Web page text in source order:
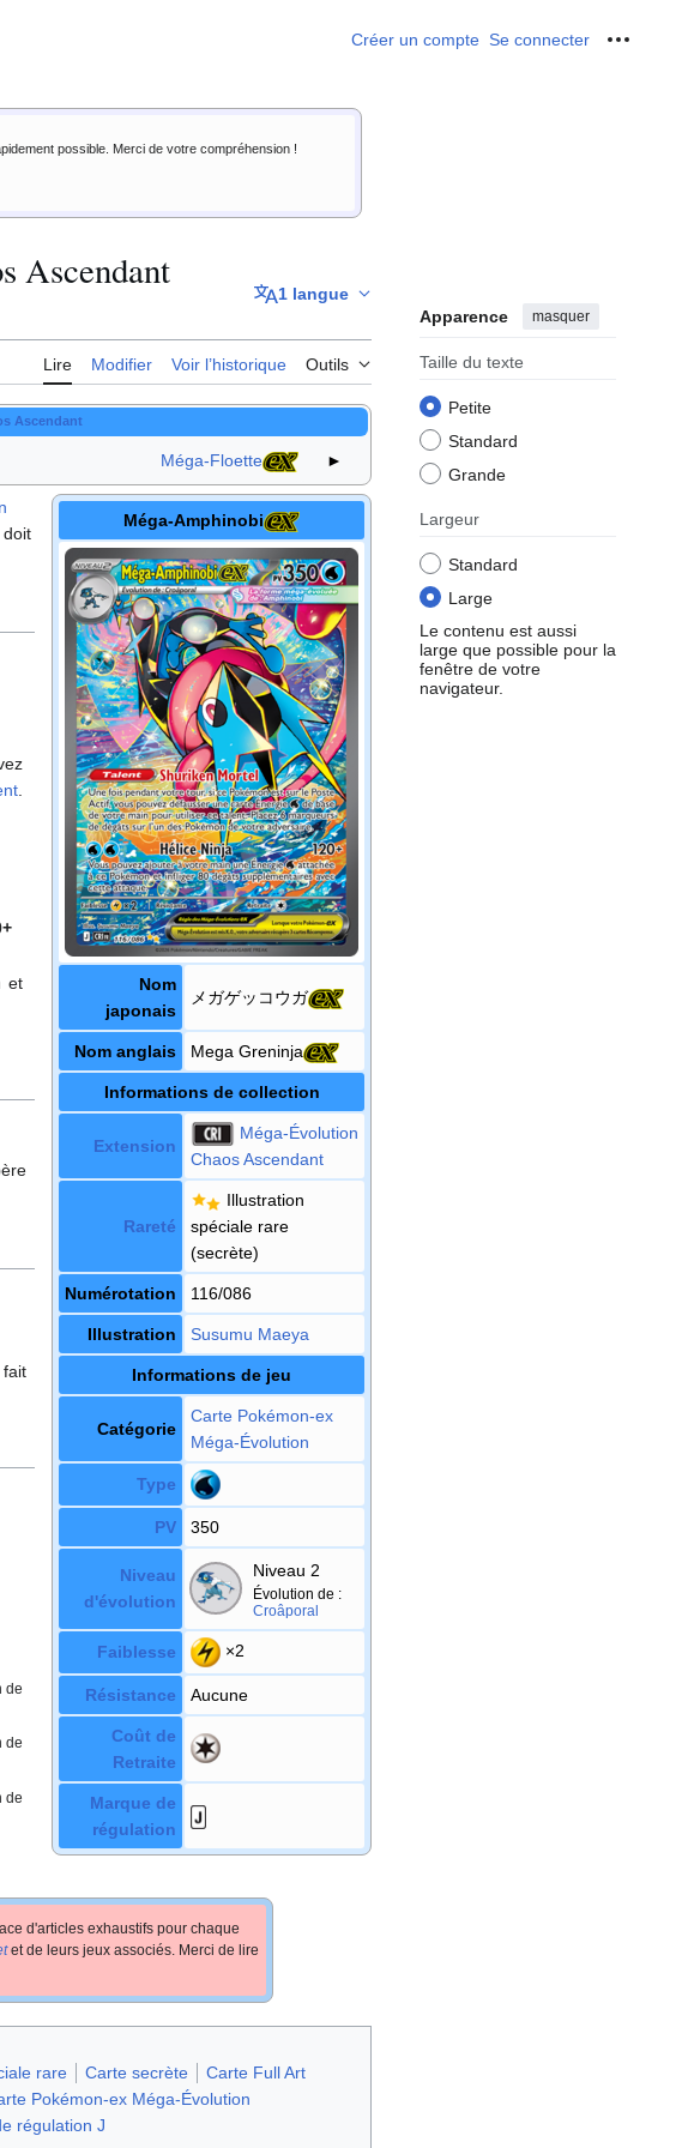
Créer un compte Se connecter Outils
possible. Merci de votre compréhension !
Ascendant
1 langue
Lire Modifier Voir l’historique Outils
Apparence masquer
Taille du texte
Petite
Standard
Grande
Largeur
Standard
Large
Le contenu est aussi
large que possible pour la
fenêtre de votre
navigateur.
Ascendant
Méga-Floette ►
Méga-Amphinobi
Nom
japonais
メガゲッコウガ
Nom anglais Mega Greninja
Informations de collection
Extension
Méga-Évolution
Chaos Ascendant
Rareté
Illustration
spéciale rare
(secrète)
Numérotation 116/086
Illustration Susumu Maeya
Informations de jeu
Catégorie
Carte Pokémon-ex
Méga-Évolution
Type
PV 350
Niveau
d'évolution
Niveau 2
Évolution de :
Croâporal
Faiblesse ×2
Résistance Aucune
Coût de
Retraite
Marque de
régulation
doit
et
fait
de
de
de
d'articles exhaustifs pour chaque
et de leurs jeux associés. Merci de lire
rare Carte secrète
Carte Full Art
Pokémon-ex Méga-Évolution
régulation J